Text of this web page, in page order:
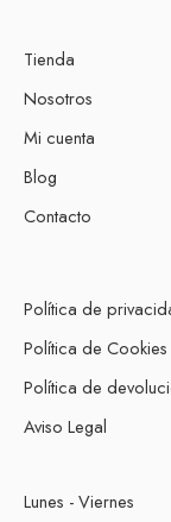
Tienda
Nosotros
Mi cuenta
Blog
Contacto
Política de
Política de Cookies
Política de
Aviso Legal
Lunes - Viernes